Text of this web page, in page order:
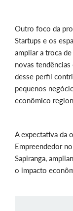
Outro foco da
Startups e os
ampliar a troca
novas tendências
desse perfil
pequenos
econômico
A expectativa da
Empreendedor
Sapiranga,
o impacto